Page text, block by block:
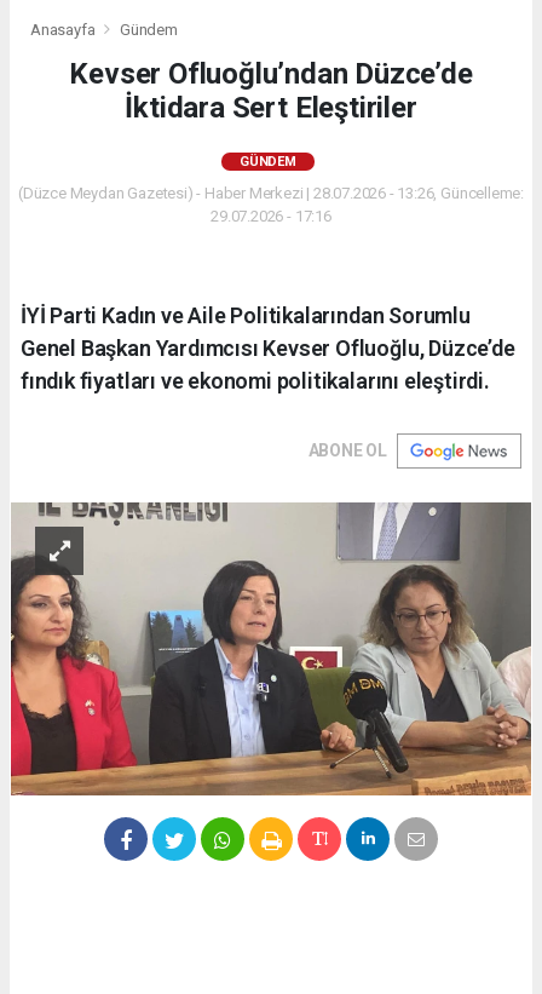
Anasayfa Gündem
Kevser Ofluoğlu’ndan Düzce’de
İktidara Sert Eleştiriler
GÜNDEM
(Düzce Meydan Gazetesi) - Haber Merkezi | 28.07.2026 - 13:26, Güncelleme:
29.07.2026 - 17:16
İYİ Parti Kadın ve Aile Politikalarından Sorumlu
Genel Başkan Yardımcısı Kevser Ofluoğlu, Düzce’de
fındık fiyatları ve ekonomi politikalarını eleştirdi.
ABONE OL